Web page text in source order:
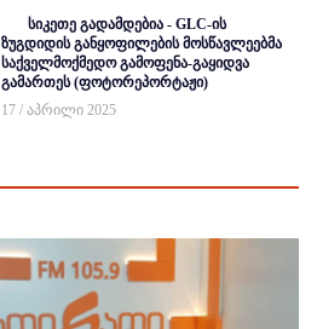
სიკეთე გადამდებია - GLC-ის
ზუგდიდის განყოფილების მოსწავლეებმა
საქველმოქმედო გამოფენა-გაყიდვა
გამართეს (ფოტორეპორტაჟი)
17 / აპრილი 2025